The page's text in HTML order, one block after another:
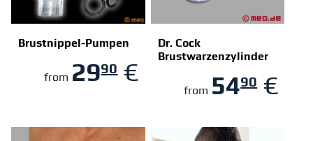
Brustnippel-Pumpen
from 2990€
ZUM SHOP
Dr. Cock
Brustwarzenzylinder
from 5490€